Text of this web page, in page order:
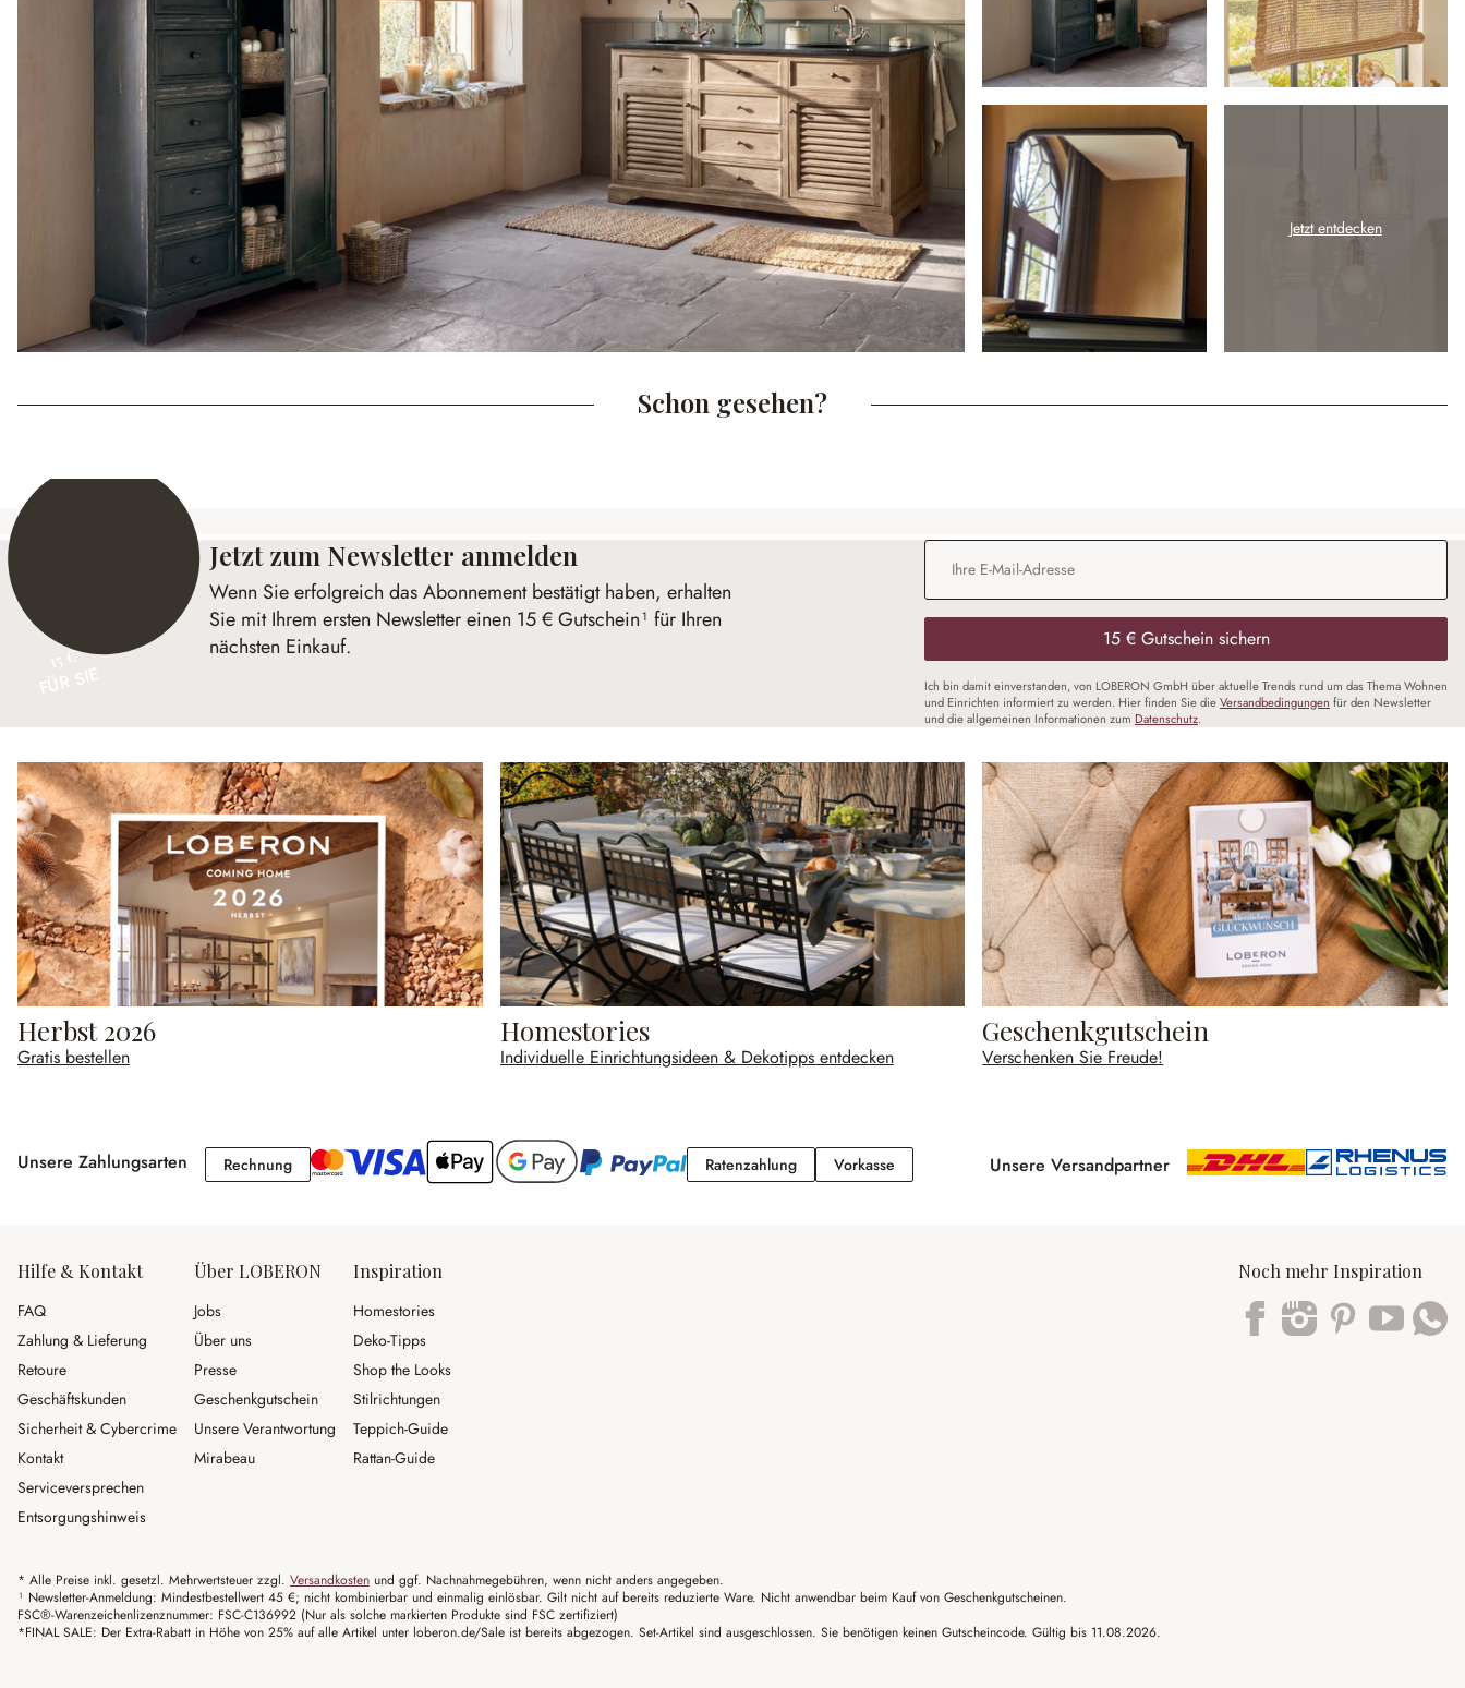
Jetzt entdecken
Schon gesehen?
15 €
Jetzt zum Newsletter anmelden
Wenn Sie erfolgreich das Abonnement bestätigt haben, erhalten
Sie mit Ihrem ersten Newsletter einen 15 € Gutschein¹ für Ihren
nächsten Einkauf.
E-Mail-Adresse
15 € Gutschein sichern
Ich bin damit einverstanden, von LOBERON GmbH über aktuelle Trends rund um das Thema Wohnen
und Einrichten informiert zu werden. Hier finden Sie dieVersandbedingungen für den Newsletter
und die allgemeinen Informationen zum Datenschutz.
Herbst 2026
Gratis bestellen
Homestories
Individuelle Einrichtungsideen & Dekotipps entdecken
Geschenkgutschein
Verschenken Sie Freude!
Unsere Zahlungsarten RechnungRechnung RatenzahlungRatenzahlung
VorkasseVorkasse Unsere Versandpartner
Hilfe & Kontakt
FAQ
Zahlung & Lieferung
Retoure
Geschäftskunden
Sicherheit & Cybercrime
Kontakt
Serviceversprechen
Entsorgungshinweis
Über LOBERON
Jobs
Über uns
Presse
Geschenkgutschein
Unsere Verantwortung
Mirabeau
Inspiration
Homestories
Deko-Tipps
Shop the Looks
Stilrichtungen
Teppich-Guide
Rattan-Guide
Noch mehr Inspiration
* Alle Preise inkl. gesetzl. Mehrwertsteuer zzgl. Versandkosten und ggf. Nachnahmegebühren, wenn nicht anders angegeben.
¹ Newsletter-Anmeldung: Mindestbestellwert 45 €; nicht kombinierbar und einmalig einlösbar. Gilt nicht auf bereits reduzierte Ware. Nicht anwendbar beim Kauf von Geschenkgutscheinen.
FSC®-Warenzeichenlizenznummer: FSC-C136992 (Nur als solche markierten Produkte sind FSC zertifiziert)
*FINAL SALE: Der Extra-Rabatt in Höhe von 25% auf alle Artikel unter loberon.de/Sale ist bereits abgezogen. Set-Artikel sind ausgeschlossen. Sie benötigen keinen Gutscheincode. Gültig bis 11.08.2026.